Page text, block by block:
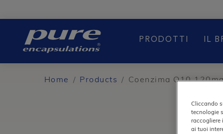
PRODOTTI IL
Home Products Coenzima Q10
Cliccando
tecnologie
raccogliere
ai tuoi